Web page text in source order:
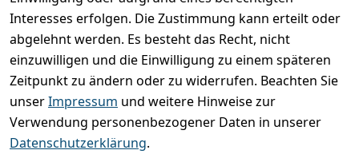
Bewertung abgeben
5
( 0 )
4
( 0 )
3
( 0 )
2
( 0 )
1
Interesses erfolgen. Die Zustimmung kann erteilt oder
abgelehnt werden. Es besteht das Recht, nicht
einzuwilligen und die Einwilligung zu einem späteren
Zeitpunkt zu ändern oder zu widerrufen. Beachten Sie
unserImpressum und weitere Hinweise zur
Verwendung personenbezogener Daten in unserer
Datenschutzerklärung.